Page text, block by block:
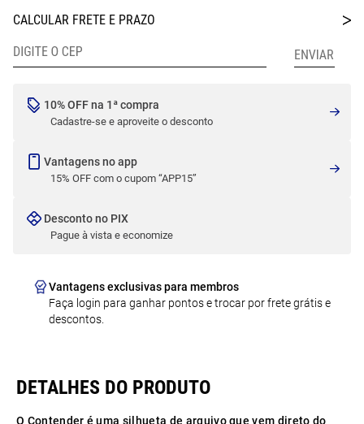
10% OFF na 1ª compra
Cadastre-se e aproveite o desconto
Vantagens no app
15% OFF com o cupom “APP15”
Desconto no PIX
Pague à vista e economize
Vantagens exclusivas para membros
Faça login para ganhar pontos e trocar por frete grátis e
descontos.
O Contender é uma silhueta de arquivo que vem direto do